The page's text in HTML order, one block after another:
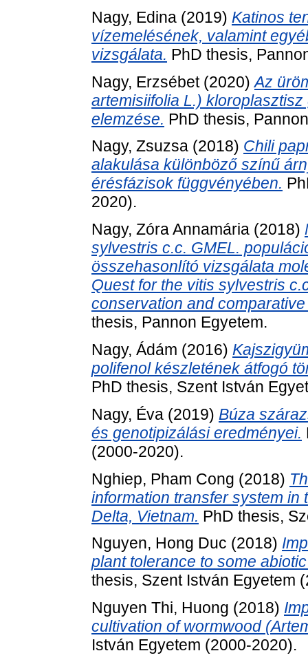
Nagy, Edina (2019) Katinos
vízemelésének, valamint
vizsgálata. PhD thesis,
Nagy, Erzsébet(2020)Az
artemisiifolia L.)
elemzése. PhD thesis,
Nagy, Zsuzsa (2018) Chili
alakulása különböző színű
érésfázisok függvényében.
2020).
Nagy, Zóra Annamária (2018)
sylvestris c.c. GMEL.
összehasonlító vizsgálata
Quest for the vitis sylvestris
conservation and
thesis, Pannon Egyetem.
Nagy, Ádám (2016)
polifenol készletének átfogó
PhD thesis, Szent István
Nagy, Éva (2019) Búza
és genotipizálási eredményei.
(2000-2020).
Nghiep, Pham Cong (2018)
information transfer system in
Delta, Vietnam. PhD thesis,
Nguyen, Hong Duc (2018)
plant tolerance to some
thesis, Szent István Egyetem
Nguyen Thi, Huong (2018)
cultivation of wormwood
István Egyetem (2000-2020).